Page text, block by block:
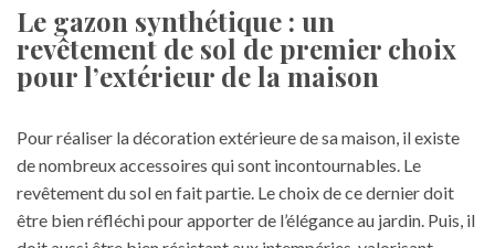
Le gazon synthétique : un
revêtement de sol de premier choix
pour l’extérieur de la maison
Pour réaliser la décoration extérieure de sa maison, il existe
de nombreux accessoires qui sont incontournables. Le
revêtement du sol en fait partie. Le choix de ce dernier doit
être bien réfléchi pour apporter de l’élégance au jardin. Puis, il